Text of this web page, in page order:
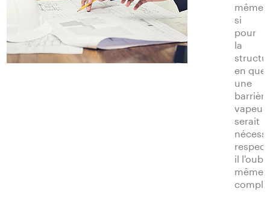
même
si
pour
la
en
une
barrière
vapeur
serait
il
même